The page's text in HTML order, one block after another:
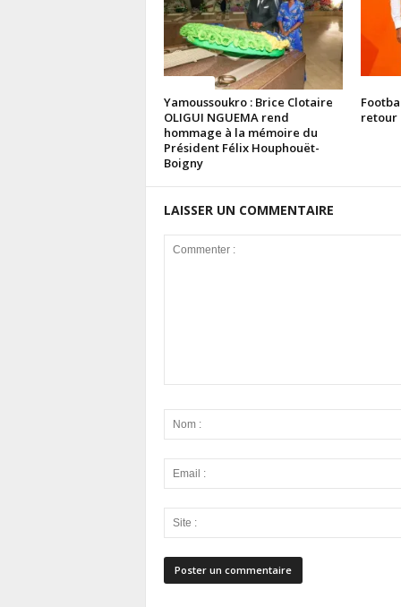
Yamoussoukro : Brice Clotaire
OLIGUI NGUEMA rend
hommage à la mémoire du
Président Félix Houphouët-
Boigny
retour
LAISSER UN COMMENTAIRE